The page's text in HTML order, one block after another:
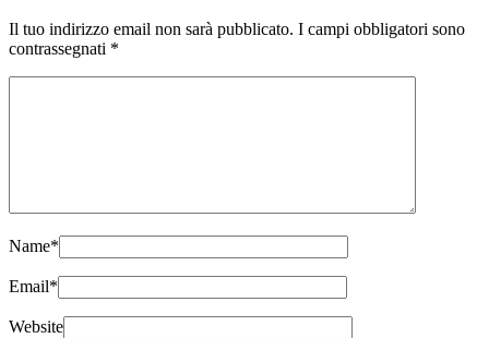
Il tuo indirizzo email non sarà pubblicato. I campi obbligatori sono
contrassegnati *
Name*
Email*
Website